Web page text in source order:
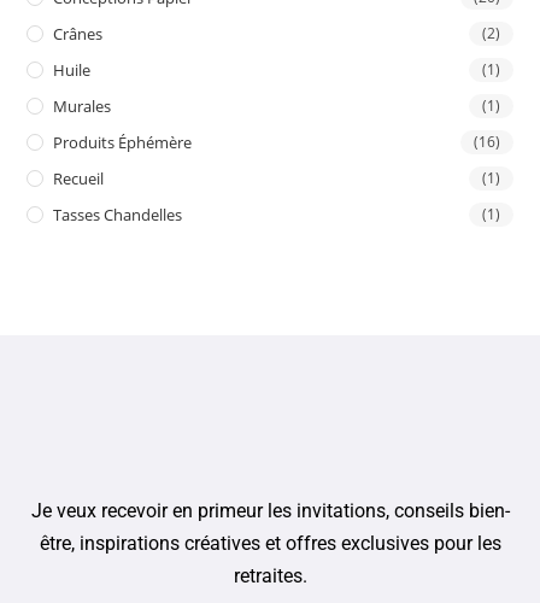
Crânes (2)
Huile (1)
Murales (1)
Produits Éphémère (16)
Recueil (1)
Tasses Chandelles (1)
Je veux recevoir en primeur les invitations, conseils bien-
être, inspirations créatives et offres exclusives pour les
retraites.